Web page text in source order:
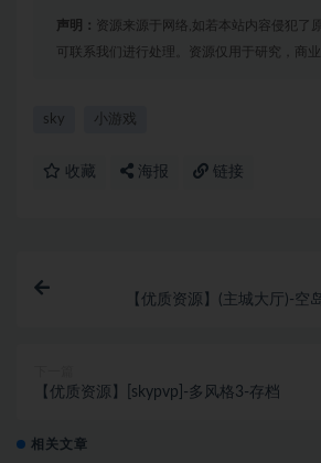
声明： 资源来源于网络,如若本站内容侵犯了
可联系我们进行处理。资源仅用于研究，商业
sky 小游戏
收藏 海报 链接
【优质资源】(主城大厅)-空
【优质资源】[skypvp]-多风格3-存档
相关文章